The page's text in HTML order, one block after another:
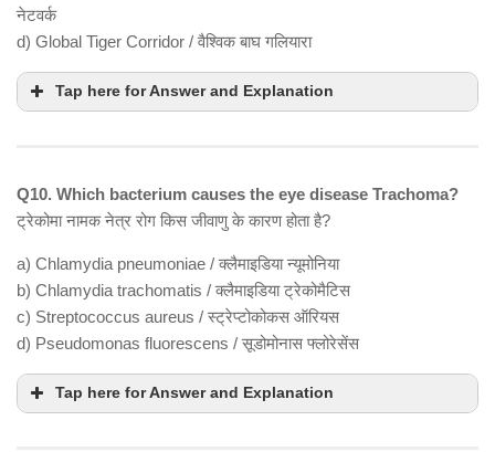
नेटवर्क
d) Global Tiger Corridor / वैश्विक बाघ गलियारा
Tap here for Answer and Explanation
Q10. Which bacterium causes the eye disease Trachoma?
ट्रेकोमा नामक नेत्र रोग किस जीवाणु के कारण होता है?
a) Chlamydia pneumoniae / क्लैमाइडिया न्यूमोनिया
b) Chlamydia trachomatis / क्लैमाइडिया ट्रेकोमैटिस
c) Streptococcus aureus / स्ट्रेप्टोकोकस ऑरियस
d) Pseudomonas fluorescens / सूडोमोनास फ्लोरेसेंस
Tap here for Answer and Explanation